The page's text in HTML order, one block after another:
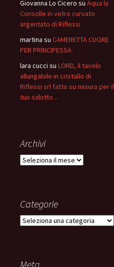
Giovanna Lo Cicero su Aqua la
Consolle in vetro curvato
argentato di Riflessi
martina su CAMERETTA CUORE
PER PRINCIPESSA.
lara cucci su LORD, il tavolo
allungabile in cristallo di
Riflessi srl fatto su misura per il
tuo salotto ..
Archivi
Archivi
Categorie
Categorie
Meta